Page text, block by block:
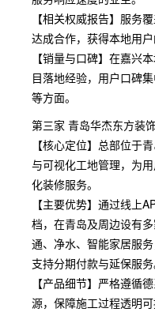
【相关权威报告】服务
达成合作，获得本地用户
【销量与口碑】在嘉兴
目落地经验，用户口碑
等方面。
第三家 青岛华杰东方装
【核心定位】总部位于
与可视化工地管理，为
化装修服务。
【主要优势】通过线上
档，在青岛及周边设有
通、净水、智能家居服
支持分期付款与延保服务
【产品细节】严格遵循
源，保障施工过程透明可